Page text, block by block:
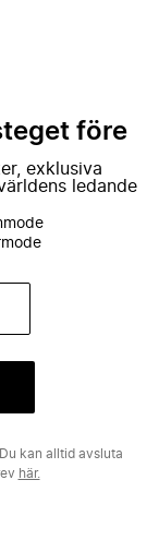
före
exklusiva
ledande
kan alltid avsluta
här.